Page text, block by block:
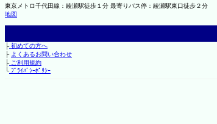
東京メトロ千代田線：綾瀬駅徒歩１分 最寄りバス停：綾瀬駅東口徒歩２分
地図
├初めての方へ
├ よくあるお問い合わせ
├ご利用規約
└ﾌﾟﾗｲﾊﾞｼｰﾎﾟﾘｼｰ